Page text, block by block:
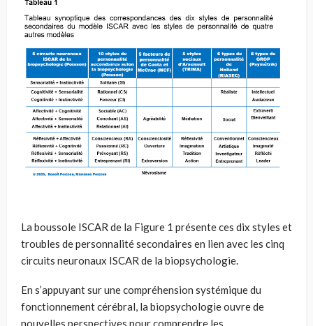
La boussole ISCAR de la Figure 1 présente ces dix styles et
troubles de personnalité secondaires en lien avec les cinq
circuits neuronaux ISCAR de la biopsychologie.
En s’appuyant sur une compréhension systémique du
fonctionnement cérébral, la biopsychologie ouvre de